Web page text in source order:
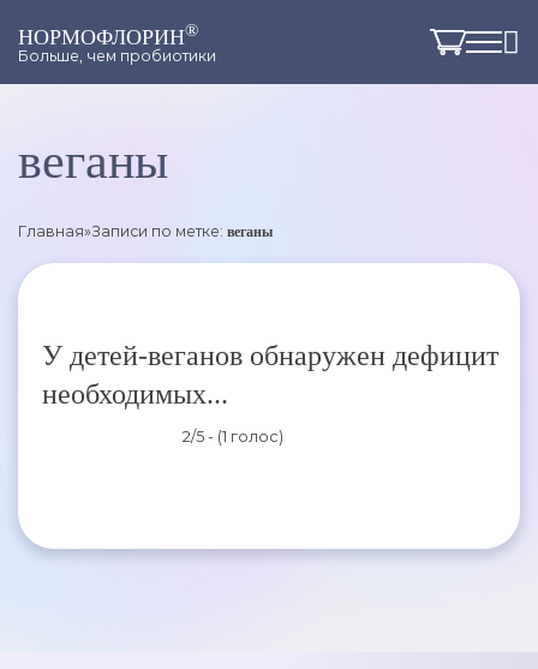
НОРМОФЛОРИН®
Больше, чем пробиотики
веганы
Главная»Записи по метке: веганы
У детей-веганов обнаружен дефицит
необходимых...
2/5 - (1 голос)